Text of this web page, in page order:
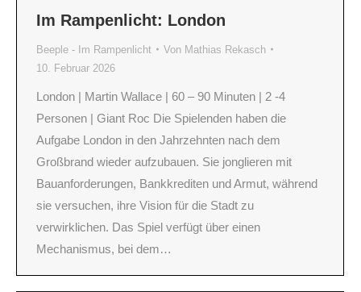
Im Rampenlicht: London
Beeple - Im Rampenlicht Von Mathias Rekasch
10. Februar 2026
London | Martin Wallace | 60 – 90 Minuten | 2 -4
Personen | Giant Roc Die Spielenden haben die
Aufgabe London in den Jahrzehnten nach dem
Großbrand wieder aufzubauen. Sie jonglieren mit
Bauanforderungen, Bankkrediten und Armut, während
sie versuchen, ihre Vision für die Stadt zu
verwirklichen. Das Spiel verfügt über einen
Mechanismus, bei dem…